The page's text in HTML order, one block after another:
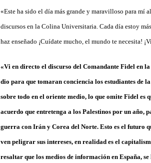
«Este ha sido el día más grande y maravilloso para mí
discursos en la Colina Universitaria. Cada día estoy
haz enseñado ¡Cuídate mucho, el mundo te necesita!
«Vi en directo el discurso del Comandante Fidel en
dio para que tomaran conciencia los estudiantes de
sobre todo en el oriente medio, lo que omite Fidel
acuerdo que entretenga a los Palestinos por un
guerra con Irán y Corea del Norte. Esto es el futuro
ven peligrar sus intereses, en realidad es el
resaltar que los medios de información en España,